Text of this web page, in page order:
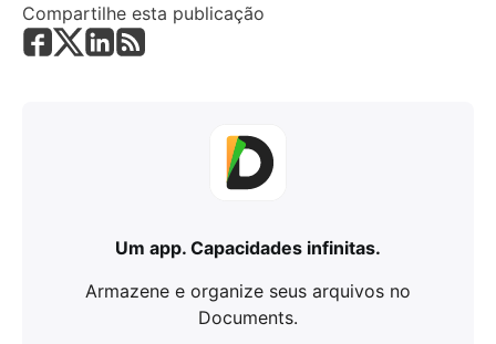
Compartilhe esta publicação
Um app. Capacidades infinitas.
Armazene e organize seus arquivos no
Documents.